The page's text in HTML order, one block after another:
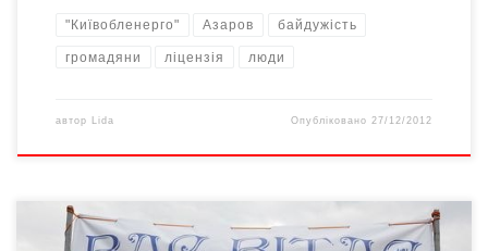
"Київобленерго" Азаров байдужість
громадяни ліцензія люди
автор Lida Опубліковано27/12/2012